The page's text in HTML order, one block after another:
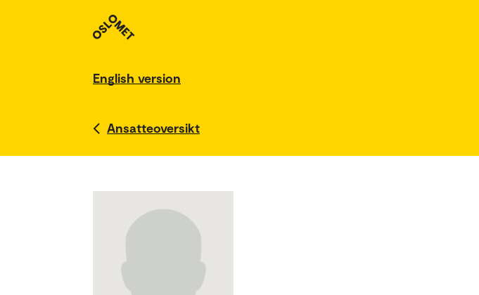
English version
Ansatteoversikt